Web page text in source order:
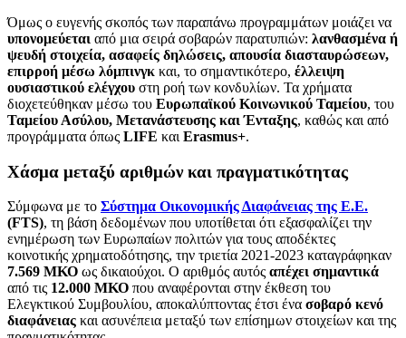
Όμως ο ευγενής σκοπός των παραπάνω προγραμμάτων μοιάζει να
υπονομεύεται από μια σειρά σοβαρών παρατυπιών: λανθασμένα ή
ψευδή στοιχεία, ασαφείς δηλώσεις, απουσία διασταυρώσεων,
επιρροή μέσω λόμπινγκ και, το σημαντικότερο, έλλειψη
ουσιαστικού ελέγχου στη ροή των κονδυλίων. Τα χρήματα
διοχετεύθηκαν μέσω του Ευρωπαϊκού Κοινωνικού Ταμείου, του
Ταμείου Ασύλου, Μετανάστευσης και Ένταξης, καθώς και από
προγράμματα όπως LIFE και Erasmus+.
Χάσμα μεταξύ αριθμών και πραγματικότητας
Σύμφωνα με το Σύστημα Οικονομικής Διαφάνειας της Ε.Ε.
(FTS), τη βάση δεδομένων που υποτίθεται ότι εξασφαλίζει την
ενημέρωση των Ευρωπαίων πολιτών για τους αποδέκτες
κοινοτικής χρηματοδότησης, την τριετία 2021-2023 καταγράφηκαν
7.569 ΜΚΟ ως δικαιούχοι. Ο αριθμός αυτός απέχει σημαντικά
από τις 12.000 ΜΚΟ που αναφέρονται στην έκθεση του
Ελεγκτικού Συμβουλίου, αποκαλύπτοντας έτσι ένα σοβαρό κενό
διαφάνειας και ασυνέπεια μεταξύ των επίσημων στοιχείων και της